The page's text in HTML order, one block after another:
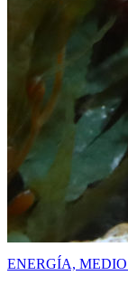
ENERGÍA,